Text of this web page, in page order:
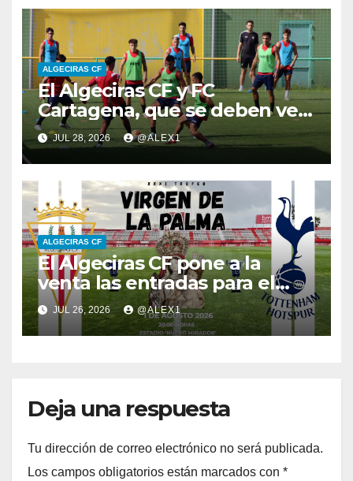
ALGECIRAS CF
El Algeciras CF y FC
Cartagena, que se deben ver
las caras en la primera
jornada, aún no han
regularizado sus
inscripciones
JUL 28, 2026 @ALEX1
ALGECIRAS CF
El Algeciras CF pone a la
venta las entradas para el
XXXI Trofeo ‘Virgen de la
Palma’ frente al Tottenham
Sub-23
JUL 26, 2026 @ALEX1
Deja una respuesta
Tu dirección de correo electrónico no será publicada.
Los campos obligatorios están marcados con *